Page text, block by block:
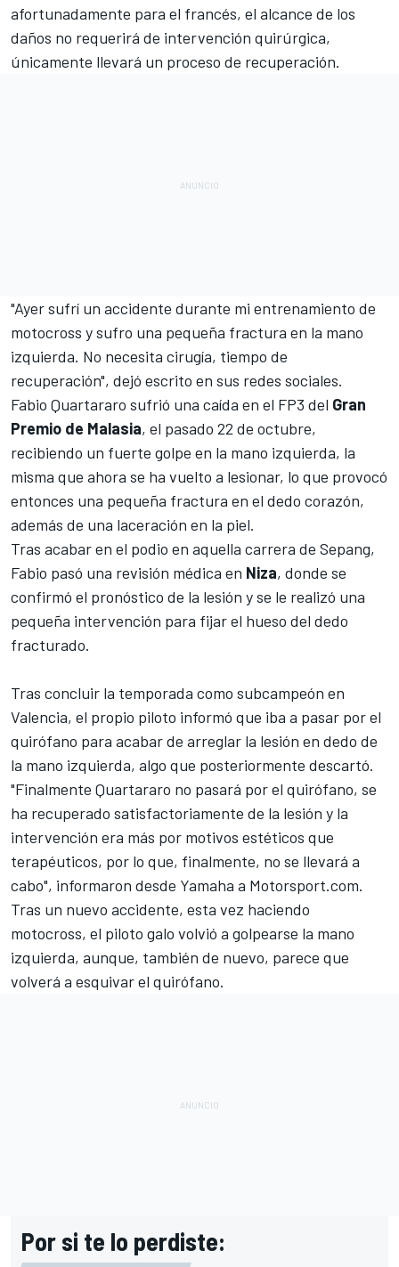
afortunadamente para el francés, el alcance de los
daños no requerirá de intervención quirúrgica,
únicamente llevará un proceso de recuperación.
"Ayer sufrí un accidente durante mi entrenamiento de
motocross y sufro una pequeña fractura en la mano
izquierda. No necesita cirugía, tiempo de
recuperación", dejó escrito en sus redes sociales.
Fabio Quartararo sufrió una caída en el FP3 del Gran
Premio de Malasia, el pasado 22 de octubre,
recibiendo un fuerte golpe en la mano izquierda, la
misma que ahora se ha vuelto a lesionar, lo que provocó
entonces una pequeña fractura en el dedo corazón,
además de una laceración en la piel.
Tras acabar en el podio en aquella carrera de Sepang,
Fabio pasó una revisión médica en Niza, donde se
confirmó el pronóstico de la lesión y se le realizó una
pequeña intervención para fijar el hueso del dedo
fracturado.
Tras concluir la temporada como subcampeón en
Valencia, el propio piloto informó que iba a pasar por el
quirófano para acabar de arreglar la lesión en dedo de
la mano izquierda, algo que posteriormente descartó.
"Finalmente Quartararo no pasará por el quirófano, se
ha recuperado satisfactoriamente de la lesión y la
intervención era más por motivos estéticos que
terapéuticos, por lo que, finalmente, no se llevará a
cabo", informaron desde Yamaha a Motorsport.com.
Tras un nuevo accidente, esta vez haciendo
motocross, el piloto galo volvió a golpearse la mano
izquierda, aunque, también de nuevo, parece que
volverá a esquivar el quirófano.
Por si te lo perdiste: